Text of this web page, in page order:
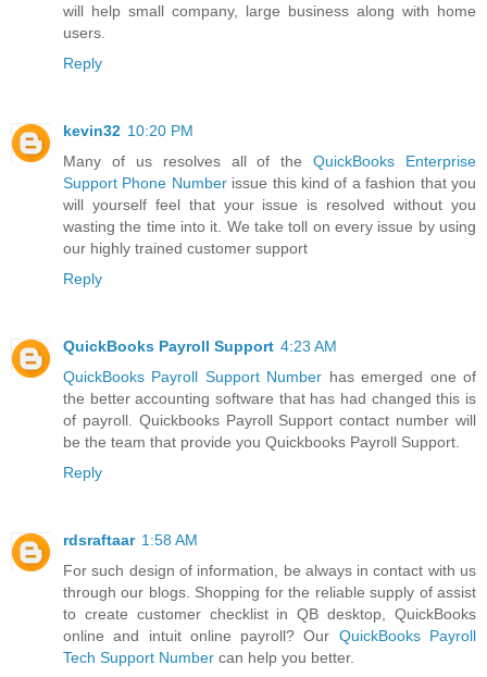
will help small company, large business along with home
users.
Reply
kevin32 10:20 PM
Many of us resolves all of theQuickBooks Enterprise
Support Phone Numberissue this kind of a fashion that you
will yourself feel that your issue is resolved without you
wasting the time into it. We take toll on every issue by using
our highly trained customer support
Reply
QuickBooks Payroll Support 4:23 AM
QuickBooks Payroll Support Number has emerged one of
the better accounting software that has had changed this is
of payroll. Quickbooks Payroll Support contact number will
be the team that provide you Quickbooks Payroll Support.
Reply
rdsraftaar 1:58 AM
For such design of information, be always in contact with us
through our blogs. Shopping for the reliable supply of assist
to create customer checklist in QB desktop, QuickBooks
online and intuit online payroll? Our QuickBooks Payroll
Tech Support Number can help you better.